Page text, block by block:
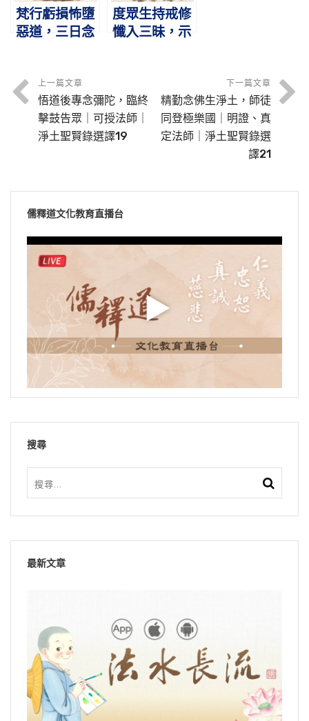
梵行虧損怖墮
惡道，三日念
土聖賢錄選譯
16
度眾生持戒修
懺入三昧，示
賢錄選譯17
上一篇文章
悟道後專念彌陀，臨終
擊鼓告眾｜可授法師｜
淨土聖賢錄選譯19
下一篇文章
精勤念佛生淨土，師徒
同登極樂國｜明證、真
定法師｜淨土聖賢錄選
譯21
儒釋道文化教育直播台
搜尋
最新文章